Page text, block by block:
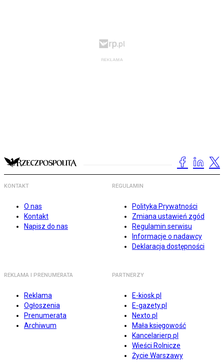
KONTAKT
O nas
Kontakt
Napisz do nas
REGULAMIN
Polityka Prywatności
Zmiana ustawień zgód
Regulamin serwisu
Informacje o nadawcy
Deklaracja dostępności
REKLAMA I PRENUMERATA
Reklama
Ogłoszenia
Prenumerata
Archiwum
PARTNERZY
E-kiosk.pl
E-gazety.pl
Nexto.pl
Mała księgowość
Kancelarierp.pl
Wieści Rolnicze
Życie Warszawy